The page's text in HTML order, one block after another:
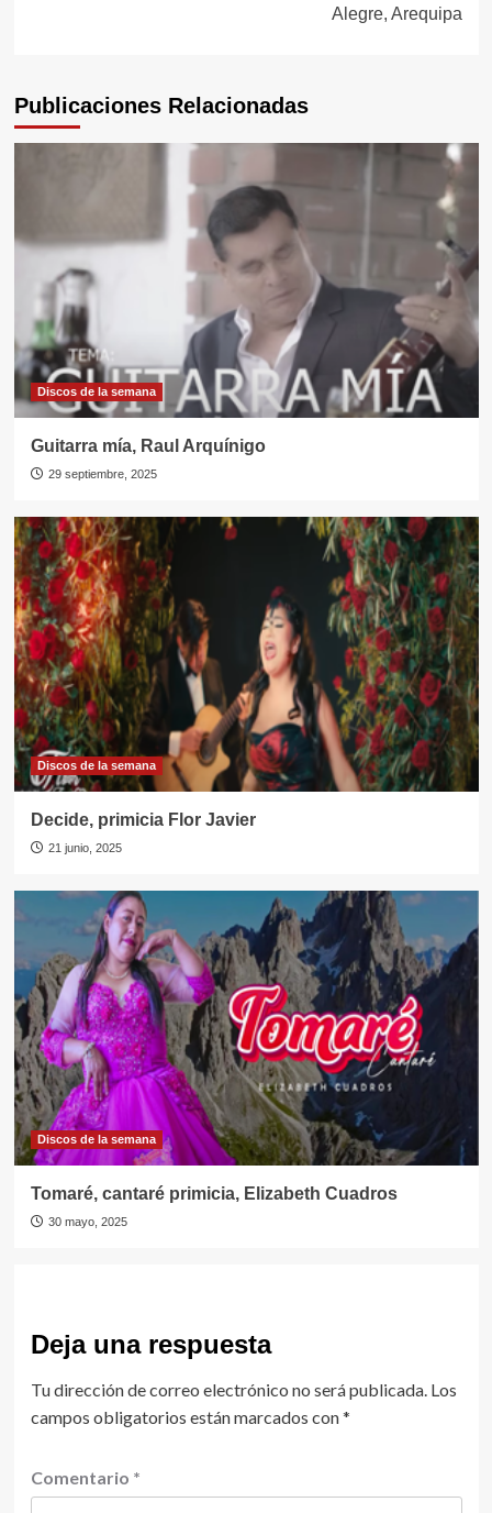
Alegre, Arequipa
Publicaciones Relacionadas
Discos de la semana
Guitarra mía, Raul Arquínigo
29 septiembre, 2025
Discos de la semana
Decide, primicia Flor Javier
21 junio, 2025
Discos de la semana
Tomaré, cantaré primicia, Elizabeth Cuadros
30 mayo, 2025
Deja una respuesta
Tu dirección de correo electrónico no será publicada. Los
campos obligatorios están marcados con*
Comentario *